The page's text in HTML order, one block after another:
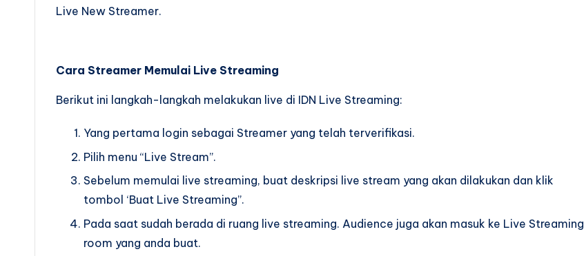
Live New Streamer.
Cara Streamer Memulai Live Streaming
Berikut ini langkah-langkah melakukan live di IDN Live Streaming:
Yang pertama login sebagai Streamer yang telah terverifikasi.
Pilih menu “Live Stream”.
Sebelum memulai live streaming, buat deskripsi live stream yang akan dilakukan dan klik
tombol ‘Buat Live Streaming”.
Pada saat sudah berada di ruang live streaming. Audience juga akan masuk ke Live Streaming
room yang anda buat.